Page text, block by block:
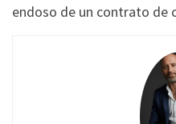
endoso de un contrato de